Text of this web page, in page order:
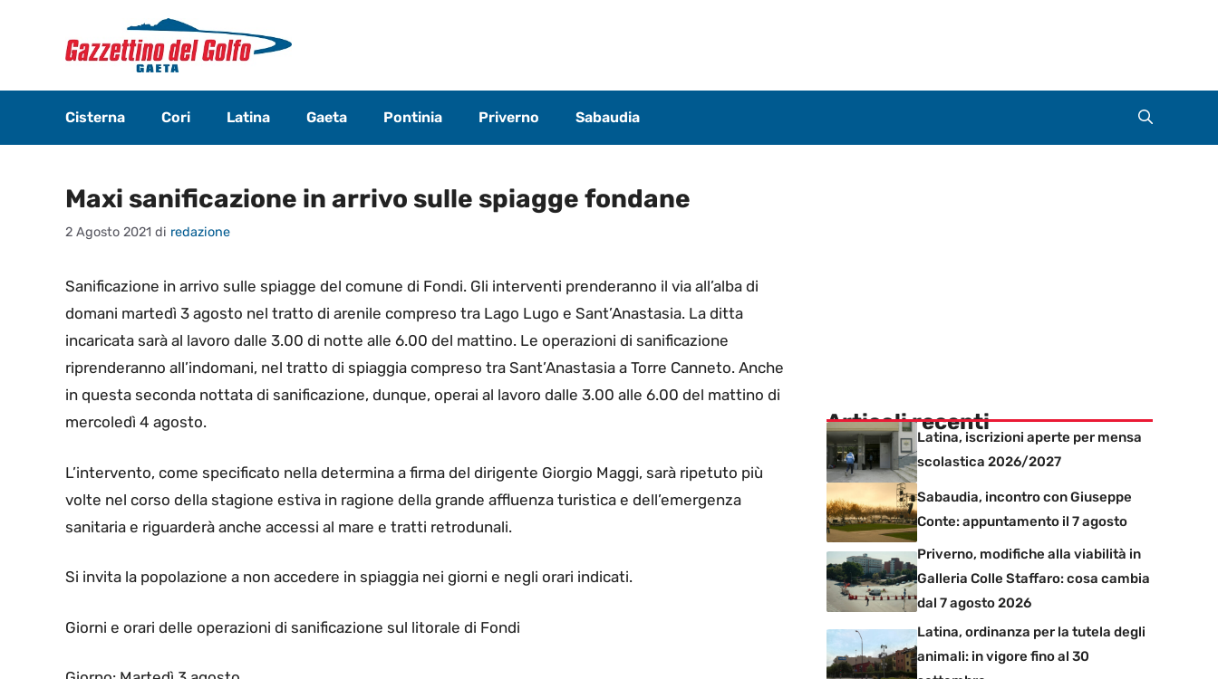
contenuto
Cisterna Cori Latina Gaeta Pontinia Priverno Sabaudia
Maxi sanificazione in arrivo sulle spiagge fondane
2 Agosto 2021 di redazione
Sanificazione in arrivo sulle spiagge del comune di Fondi. Gli interventi prenderanno il via all’alba di
domani martedì 3 agosto nel tratto di arenile compreso tra Lago Lugo e Sant’Anastasia. La ditta
incaricata sarà al lavoro dalle 3.00 di notte alle 6.00 del mattino. Le operazioni di sanificazione
riprenderanno all’indomani, nel tratto di spiaggia compreso tra Sant’Anastasia a Torre Canneto. Anche
in questa seconda nottata di sanificazione, dunque, operai al lavoro dalle 3.00 alle 6.00 del mattino di
mercoledì 4 agosto.
L’intervento, come specificato nella determina a firma del dirigente Giorgio Maggi, sarà ripetuto più
volte nel corso della stagione estiva in ragione della grande affluenza turistica e dell’emergenza
sanitaria e riguarderà anche accessi al mare e tratti retrodunali.
Si invita la popolazione a non accedere in spiaggia nei giorni e negli orari indicati.
Giorni e orari delle operazioni di sanificazione sul litorale di Fondi
Articoli recenti
Latina, iscrizioni aperte per mensa
scolastica 2026/2027
Sabaudia, incontro con Giuseppe
Conte: appuntamento il 7 agosto
Priverno, modifiche alla viabilità in
Galleria Colle Staffaro: cosa cambia
dal 7 agosto 2026
Latina, ordinanza per la tutela degli
animali: in vigore fino al 30